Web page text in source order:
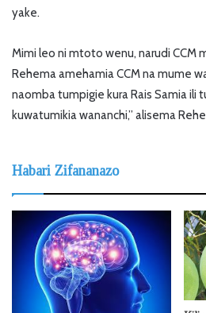
yake.
Mimi leo ni mtoto wenu, narudi CCM
Rehema amehamia CCM na mume
naomba tumpigie kura Rais Samia ili
kuwatumikia wananchi,” alisema
Habari Zifananazo